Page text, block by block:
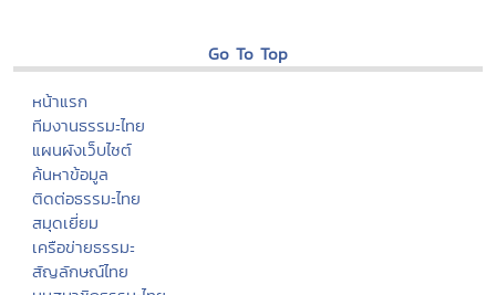
Go To Top
หน้าแรก
ทีมงานธรรมะไทย
แผนผังเว็บไซต์
ค้นหาข้อมูล
ติดต่อธรรมะไทย
สมุดเยี่ยม
เครือข่ายธรรมะ
สัญลักษณ์ไทย